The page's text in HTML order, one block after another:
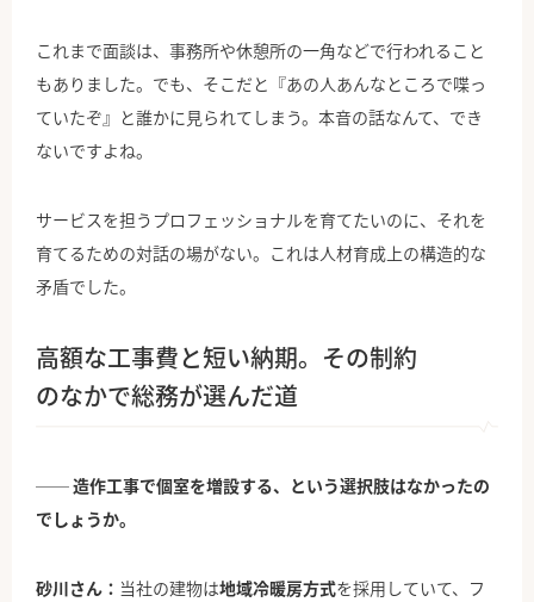
これまで面談は、事務所や休憩所の一角などで行われること
もありました。でも、そこだと『あの人あんなところで喋っ
ていたぞ』と誰かに見られてしまう。本音の話なんて、でき
ないですよね。
サービスを担うプロフェッショナルを育てたいのに、それを
育てるための対話の場がない。これは人材育成上の構造的な
矛盾でした。
高額な工事費と短い納期。その制約
のなかで総務が選んだ道
── 造作工事で個室を増設する、という選択肢はなかったの
でしょうか。
砂川さん： 当社の建物は地域冷暖房方式を採用していて、フ